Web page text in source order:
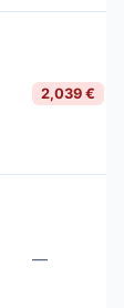
2,039 €
—